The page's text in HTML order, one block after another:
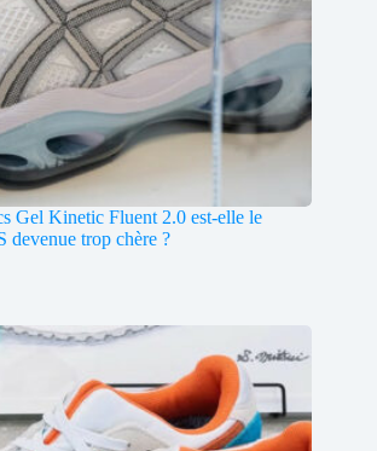
Gel Kinetic Fluent 2.0 est-elle le
devenue trop chère ?